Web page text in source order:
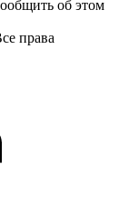
об этом
права